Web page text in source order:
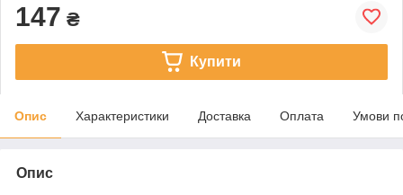
147 ₴
Купити
Опис Характеристики Доставка Оплата Умови
Опис